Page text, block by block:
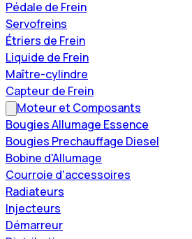
Pédale de Frein
Servofreins
Étriers de Frein
Liquide de Frein
Maître-cylindre
Capteur de Frein
Moteur et Composants
Bougies Allumage Essence
Bougies Prechauffage Diesel
Bobine d'Allumage
Courroie d'accessoires
Radiateurs
Injecteurs
Démarreur